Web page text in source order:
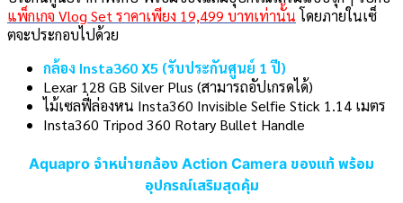
แพ็กเกจ Vlog Set ราคาเพียง 19,499 บาทเท่านั้น โดยภายในเซ็
ตจะประกอบไปด้วย
กล้อง Insta360 X5 (รับประกันศูนย์ 1 ปี)
Lexar 128 GB Silver Plus (สามารถอัปเกรดได้)
ไม้เซลฟี่ล่องหน Insta360 Invisible Selfie Stick 1.14 เมตร
Insta360 Tripod 360 Rotary Bullet Handle
Aquapro จำหน่ายกล้อง Action Camera ของแท้ พร้อม
อุปกรณ์เสริมสุดคุ้ม